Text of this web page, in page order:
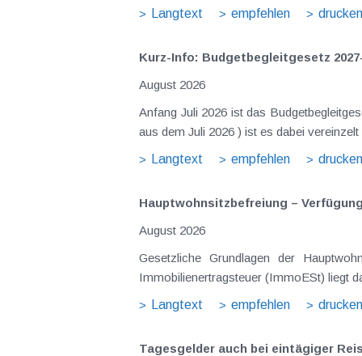
Langtext empfehlen drucken
Kurz-Info: Budgetbegleitgesetz
August 2026
Anfang Juli 2026 ist das
Langtext empfehlen drucken
Hauptwohnsitz​­befreiung –
August 2026
Gesetzliche Grundlagen der Hauptwohnsitzbefreiung Eine Ausnahme von der bei privaten
Immobilienertragsteuer (ImmoESt) liegt
Langtext
empfehlen drucken
Tagesgelder auch bei eintägiger